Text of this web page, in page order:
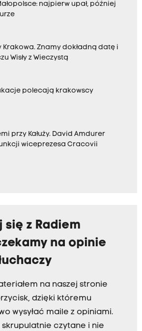
najpierw upał, później
Krakowa. Znamy dokładną datę i
Wisły z Wieczystą
polecają krakowscy
przy Kałuży. David Amdurer
wiceprezesa Cracovii
się z Radiem
na opinie
na naszej stronie
dzięki któremu
wysyłać maile z opiniami.
skrupulatnie czytane i nie